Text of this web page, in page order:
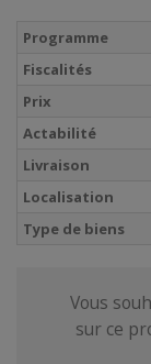
Programme
Fiscalités
Prix
Actabilité
Livraison
Localisation
Type de biens
Vous
sur ce